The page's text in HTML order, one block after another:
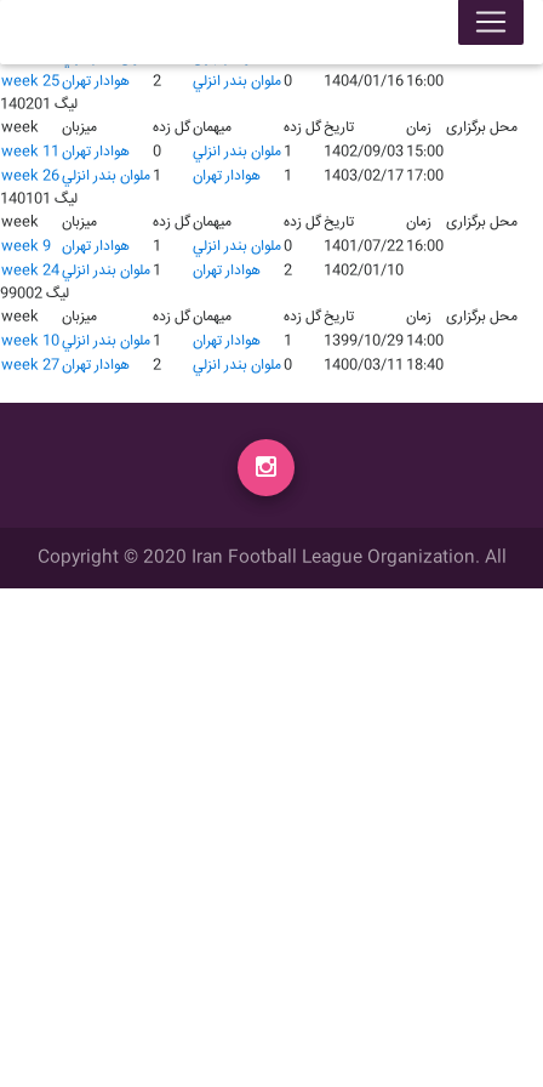
محل برگزاری
week 25هوادار تهران 2 ملوان بندر انزلي0 1404/01/1616:00
لیگ 140201
week
میزبان گل زدهمیهمان گل زدهتاریخ زمان
محل برگزاری
week 11 هوادار تهران 0 ملوان بندر انزلي1 1402/09/0315:00
week 26ملوان بندر انزلي1 هوادار تهران 1 1403/02/1717:00
لیگ 140101
week
میزبان گل زدهمیهمان گل زدهتاریخ زمان
محل برگزاری
week 9 هوادار تهران 1 ملوان بندر انزلي0 1401/07/2216:00
week 24ملوان بندر انزلي1 هوادار تهران 2
1402/01/10
لیگ 99002
week
میزبان گل زدهمیهمان گل زدهتاریخ زمان
محل برگزاری
week 10ملوان بندر انزلي1 هوادار تهران 1 1399/10/2914:00
week 27هوادار تهران 2 ملوان بندر انزلي0 1400/03/11 18:40
Copyright © 2020 Iran Football League Organization. All